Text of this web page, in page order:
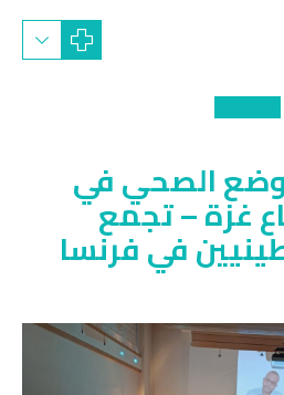
الصحي في
غزة – تجمع
في فرنسا